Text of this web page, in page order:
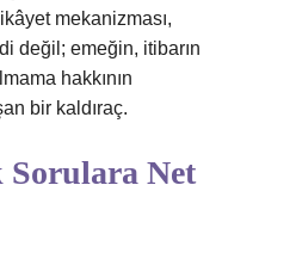
mekanizması,
değil; emeğin, itibarın
hakkının
bir kaldıraç.
Sorulara Net